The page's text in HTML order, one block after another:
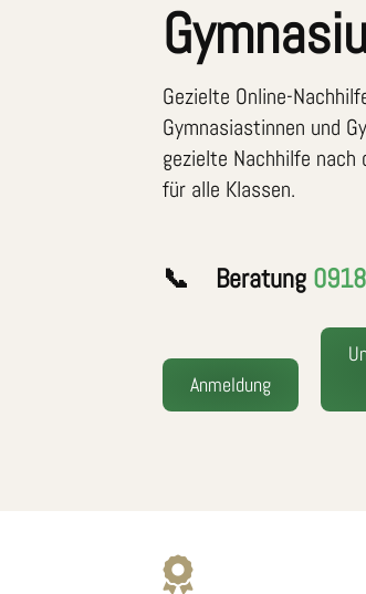
Gezielte Online-
Gymnasiastinnen und
gezielte Nachhilfe nach
für alle Klassen.
📞 Beratung
Anmeldung